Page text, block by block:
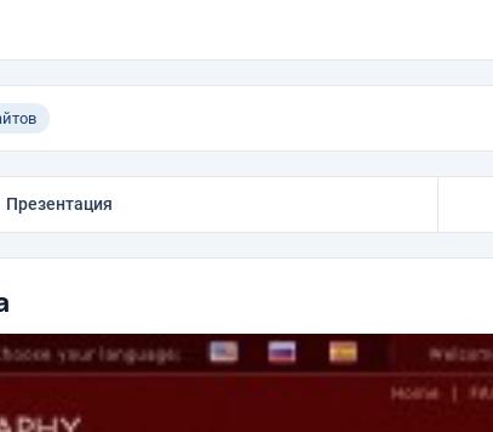
Презентация